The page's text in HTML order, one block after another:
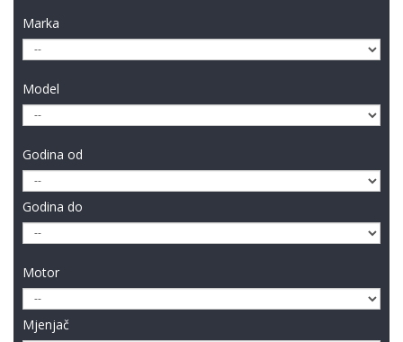
Marka
Model
Godina od
Godina do
Motor
Mjenjač